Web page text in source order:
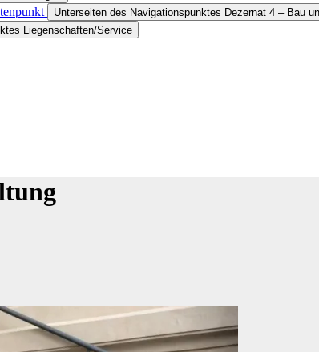
Unterseiten des Navigationspunktes Dezernat 4 – Bau
Liegenschaften/Service